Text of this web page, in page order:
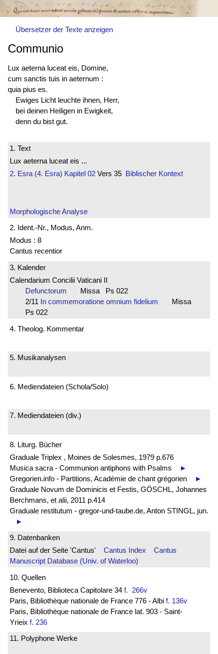
Übersetzer der Texte anzeigen
Communio
Lux aeterna luceat eis, Domine,
cum sanctis tuis in aeternum :
quia pius es.
Ewiges Licht leuchte ihnen, Herr,
bei deinen Heiligen in Ewigkeit,
denn du bist gut.
1. Text
Lux aeterna luceat eis ...
2. Esra (4. Esra) Kapitel 02 Vers 35 Biblischer Kontext
Morphologische Analyse
2. Ident.-Nr., Modus, Anm.
Modus : 8
Cantus recentior
3. Kalender
Calendarium Concilii Vaticani II
Defunctorum
Missa Ps 022
2/11 In commemoratione omnium fidelium
Missa
Ps 022
4. Theolog. Kommentar
5. Musikanalysen
6. Mediendateien (Schola/Solo)
7. Mediendateien (div.)
8. Liturg. Bücher
Graduale Triplex , Moines de Solesmes, 1979 p.676
Musica sacra - Communion antiphons with Psalms
►
Gregorien.info - Partitions, Académie de chant grégorien
►
Graduale Novum de Dominicis et Festis, GÖSCHL, Johannes
Berchmans, et alii, 2011 p.414
Graduale restitutum - gregor-und-taube.de, Anton STINGL, jun.
►
9. Datenbanken
Datei auf der Seite 'Cantus' Cantus Index
Cantus
Manuscript Database (Univ. of Waterloo)
10. Quellen
Benevento, Biblioteca Capitolare 34 f. 266v
Paris, Bibliothèque nationale de France 776 - Albi f. 136v
Paris, Bibliothèque nationale de France lat. 903 - Saint-
Yrieix f. 236
11. Polyphone Werke